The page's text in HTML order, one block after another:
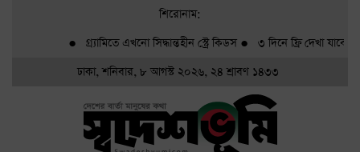
শিরোনাম:
গ্র্যামিতে এখনো সিদ্ধান্তহীন স্ট্রে কিডস●৩ দিনে ফ্রি দেখা যাবে ৬
ঢাকা, শনিবার, ৮ আগস্ট ২০২৬, ২৪ শ্রাবণ ১৪৩৩